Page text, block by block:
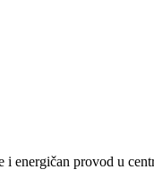
provod u